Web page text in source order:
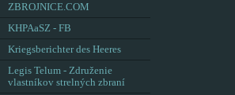
ZBROJNICE.COM
KHPAaSZ - FB
Kriegsberichter des Heeres
Legis Telum - Združenie
vlastníkov strelných zbraní